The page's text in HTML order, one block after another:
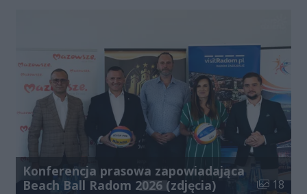
Konferencja prasowa zapowiadająca
Beach Ball Radom 2026 (zdjęcia)
Liczba
18